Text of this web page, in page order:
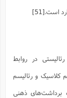
است.[51]
در روابط
کلاسیک و رئالیسم
برداشت‌های ذهنی